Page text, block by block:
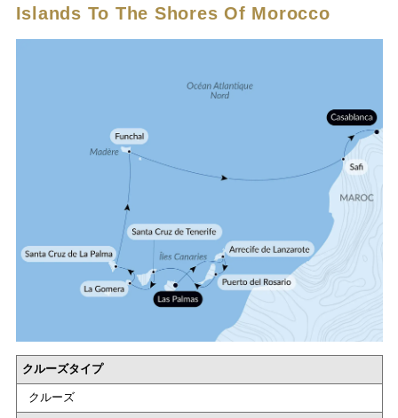
Islands To The Shores Of Morocco
クルーズタイプ
クルーズ